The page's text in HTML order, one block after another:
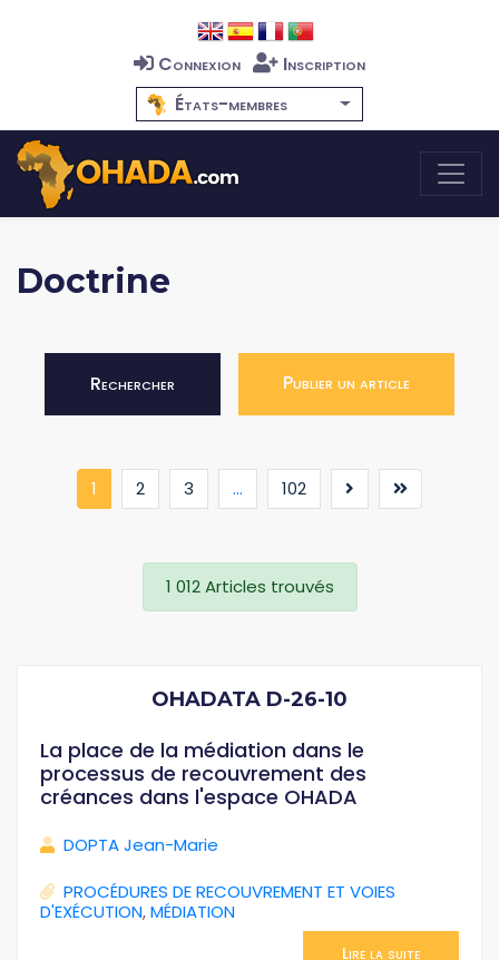
Connexion
Inscription
États-membres
Doctrine
Rechercher Publier un article
1 (current)
2 3 ... 102
1 012 Articles trouvés
OHADATA D-26-10
La place de la médiation dans le
processus de recouvrement des
créances dans l'espace OHADA
DOPTA Jean-Marie
PROCÉDURES DE RECOUVREMENT ET VOIES
D'EXÉCUTION,MÉDIATION
Lire la suite